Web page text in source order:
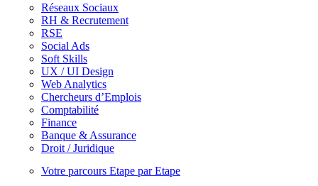
Réseaux Sociaux
RH & Recrutement
RSE
Social Ads
Soft Skills
UX / UI Design
Web Analytics
Chercheurs d’Emplois
Comptabilité
Finance
Banque & Assurance
Droit / Juridique
Votre parcours Etape par Etape